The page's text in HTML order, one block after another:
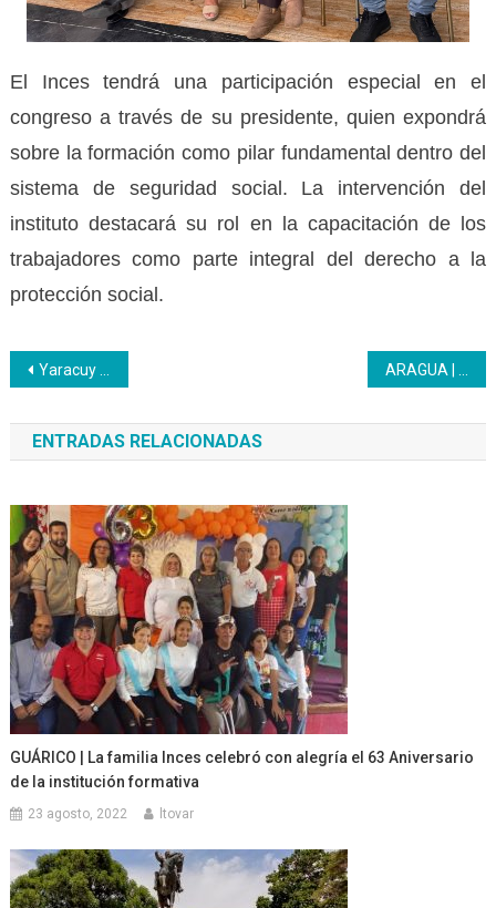
El Inces tendrá una participación especial en el
congreso a través de su presidente, quien expondrá
sobre la formación como pilar fundamental dentro del
sistema de seguridad social. La intervención del
instituto destacará su rol en la capacitación de los
trabajadores como parte integral del derecho a la
protección social.
Navegación
de
entradas
Yaracuy | Nuevos emprendimientos surgen tras cierre de unidad curricular
ENTRADAS RELACIONADAS
GUÁRICO | La familia Inces celebró con alegría el 63 Aniversario
de la institución formativa
23 agosto, 2022 ltovar